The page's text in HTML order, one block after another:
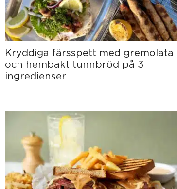
Kryddiga färsspett med gremolata
och hembakt tunnbröd på 3
ingredienser